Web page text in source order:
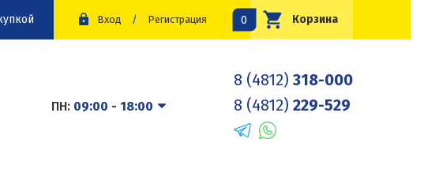
Вход / Регистрация Корзина
0
ПН: 09:00 - 18:00
8 (4812) 318-000
8 (4812) 229-529